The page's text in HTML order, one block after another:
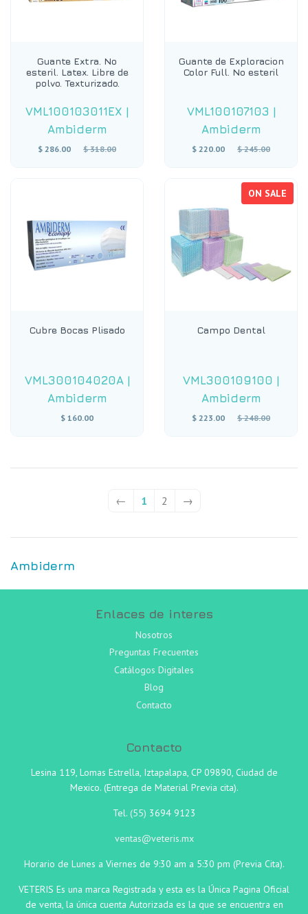
Guante Extra. No
esteril. Latex. Libre de
polvo. Texturizado.
VML100103011EX |
Ambiderm
$ 286.00
Regular
$ 318.00
Guante de Exploracion
Color Full. No esteril
VML100107103 |
Ambiderm
$ 220.00
Regular
$ 245.00
Cubre Bocas Plisado
VML300104020A|
Ambiderm
$ 160.00
ON SALE
Campo Dental
VML300109100 |
Ambiderm
$ 223.00
Regular
$ 248.00
← 1 2 →
Ambiderm
Enlaces de interes
Nosotros
Preguntas Frecuentes
Catálogos Digitales
Blog
Contacto
Contacto
Lesina 119, Lomas Estrella, Iztapalapa, CP 09890, Ciudad de
Mexico. (Entrega de Material Previa cita).
Tel. (55) 3694 9123
ventas@veteris.mx
Horario de Lunes a Viernes de 9:30 am a 5:30 pm (Previa Cita).
VETERIS Es una marca Registrada y esta es la Única Pagina Oficial
de venta, la única cuenta Autorizada es la que se encuentra en